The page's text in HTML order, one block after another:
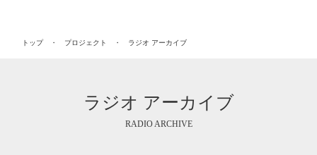
トップ プロジェクト ラジオ アーカイブ
ラジオ アーカイブ
RADIO ARCHIVE